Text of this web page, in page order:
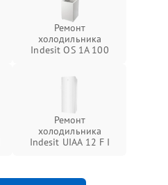
Ремонт
холодильника
Indesit OS 1A 100
Ремонт
холодильника
Indesit UIAA 12 F I